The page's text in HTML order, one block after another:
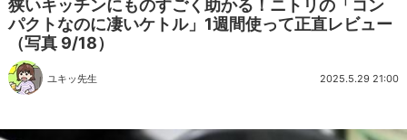
狭いキッチンにものすごく助かる！ニトリの「コン
パクトなのに凄いケトル」1週間使って正直レビュー
（写真 9/18）
ユキッ先生 2025.5.29 21:00